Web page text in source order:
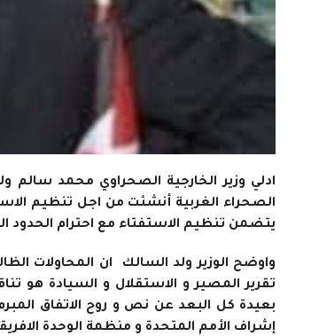
ادلي وزير الخارجية الصحراوي محمد سالم
الصحراء الغربية أنشئت من اجل تنظيم
يتضمن تنظيم الاستفتاء مع احترام الحدود
واوضح الوزير ولد السالك ان المحاولات
تقرير المصير و الاستقلال و السيادة هو
إشراف الأمم المتحدة و منظمة الوحدة